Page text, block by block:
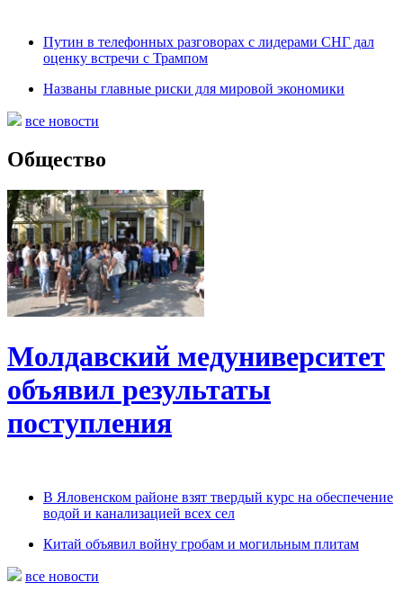
Путин в телефонных разговорах с лидерами СНГ дал
оценку встречи с Трампом
Названы главные риски для мировой экономики
все новости
Общество
Молдавский медуниверситет
объявил результаты
поступления
В Яловенском районе взят твердый курс на обеспечение
водой и канализацией всех сел
Китай объявил войну гробам и могильным плитам
все новости